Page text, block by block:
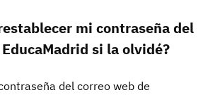
mi contraseña del
si la olvidé?
del correo web de